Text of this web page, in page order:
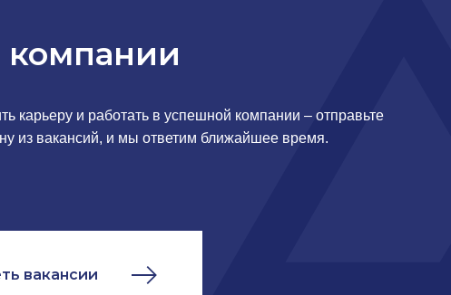
компании
карьеру и работать в успешной компании – отправьте
из вакансий, и мы ответим ближайшее время.
вакансии